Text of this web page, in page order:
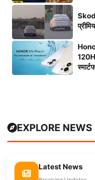
EXPLORE NEWS
Latest News